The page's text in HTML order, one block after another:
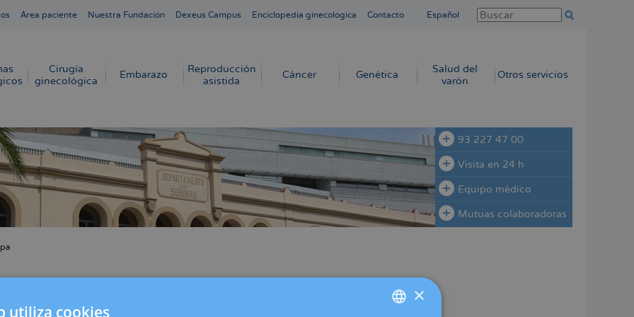
Área paciente Nuestra Fundación Dexeus Campus Enciclopedia ginecológica Contacto Español
Cirugía
ginecológica
Embarazo
Reproducción
asistida
Cáncer Genética
Salud del
varón
Otros servicios
93 227 47 00
Visita en 24 h
Equipo médico
Mutuas colaboradoras
×
utiliza cookies